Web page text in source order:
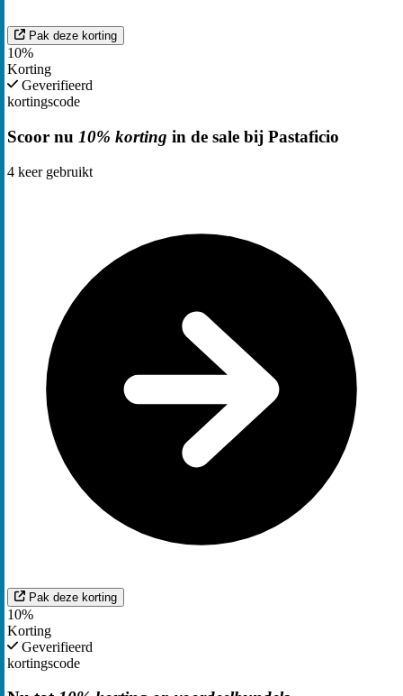
Pak deze korting
10%
Korting
Geverifieerd
kortingscode
Scoor nu 10% korting in de sale bij Pastaficio
4 keer gebruikt
Pak deze korting
10%
Korting
Geverifieerd
kortingscode